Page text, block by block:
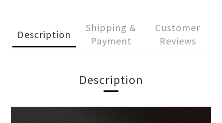
Description
Shipping &
Payment
Customer
Reviews
Description